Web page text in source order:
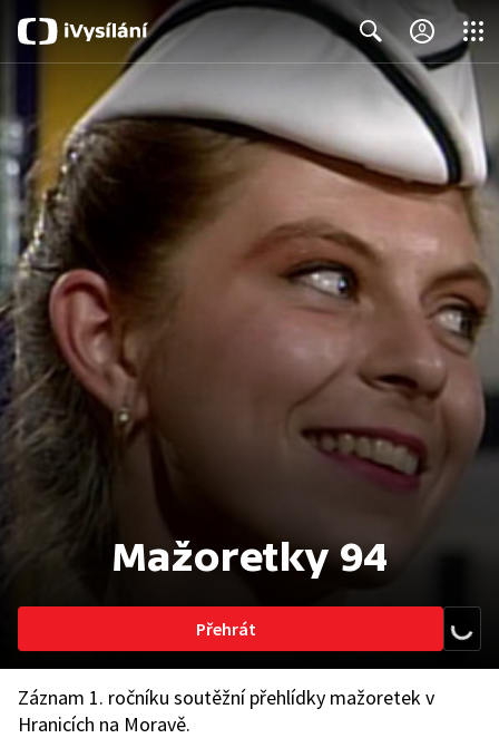
Search Close
Mažoretky 94
Přehrát
Záznam 1. ročníku soutěžní přehlídky mažoretek v
Hranicích na Moravě.